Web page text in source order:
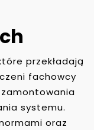
przekładają
fachowcy
systemu.
oraz